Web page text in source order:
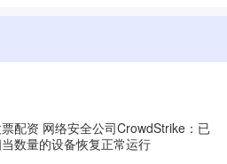
配资 网络安全公司CrowdStrike：已
数量的设备恢复正常运行